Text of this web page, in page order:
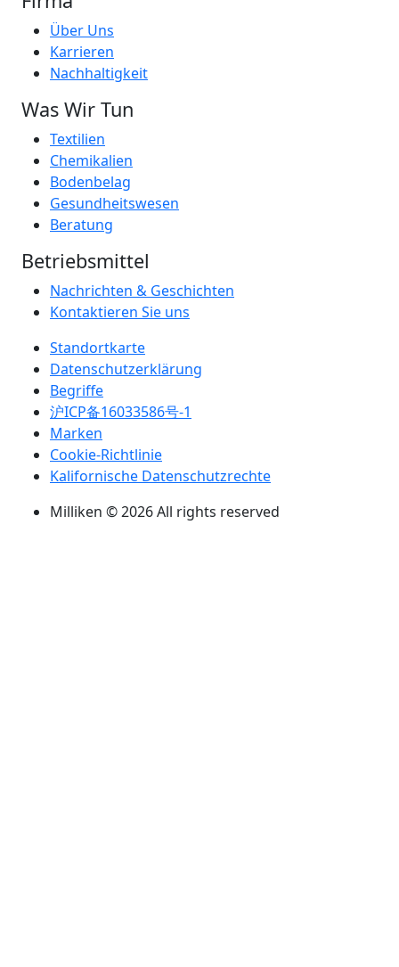
Über Uns
Karrieren
Nachhaltigkeit
Was Wir Tun
Textilien
Chemikalien
Bodenbelag
Gesundheitswesen
Beratung
Betriebsmittel
Nachrichten & Geschichten
Kontaktieren Sie uns
Standortkarte
Datenschutzerklärung
Begriffe
沪ICP备16033586号-1
Marken
Cookie-Richtlinie
Kalifornische Datenschutzrechte
Milliken © 2026 All rights reserved